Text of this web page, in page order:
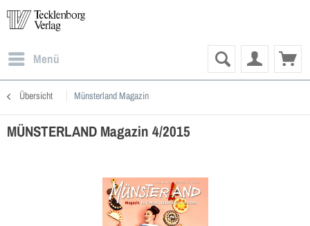
Menü
Übersicht Münsterland Magazin
MÜNSTERLAND Magazin 4/2015